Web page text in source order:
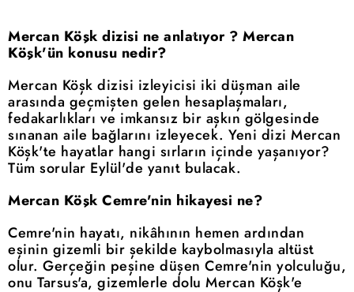
Mercan Köşk dizisi ne anlatıyor ? Mercan
Köşk'ün konusu nedir?
Mercan Köşk dizisi izleyicisi iki düşman aile
arasında geçmişten gelen hesaplaşmaları,
fedakarlıkları ve imkansız bir aşkın gölgesinde
sınanan aile bağlarını izleyecek. Yeni dizi Mercan
Köşk'te hayatlar hangi sırların içinde yaşanıyor?
Tüm sorular Eylül'de yanıt bulacak.
Mercan Köşk Cemre'nin hikayesi ne?
Cemre'nin hayatı, nikâhının hemen ardından
eşinin gizemli bir şekilde kaybolmasıyla altüst
olur. Gerçeğin peşine düşen Cemre'nin yolculuğu,
onu Tarsus'a, gizemlerle dolu Mercan Köşk'e